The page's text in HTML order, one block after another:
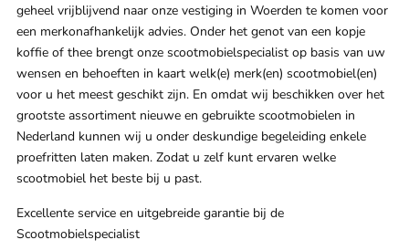
geheel vrijblijvend naar onze vestiging in Woerden te komen voor
een merkonafhankelijk advies. Onder het genot van een kopje
koffie of thee brengt onze scootmobielspecialist op basis van uw
wensen en behoeften in kaart welk(e) merk(en) scootmobiel(en)
voor u het meest geschikt zijn. En omdat wij beschikken over het
grootste assortiment nieuwe en gebruikte scootmobielen in
Nederland kunnen wij u onder deskundige begeleiding enkele
proefritten laten maken. Zodat u zelf kunt ervaren welke
scootmobiel het beste bij u past.
Excellente service en uitgebreide garantie bij de
Scootmobielspecialist